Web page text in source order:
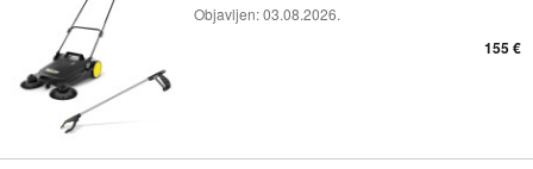
Objavljen:03.08.2026.
155 €